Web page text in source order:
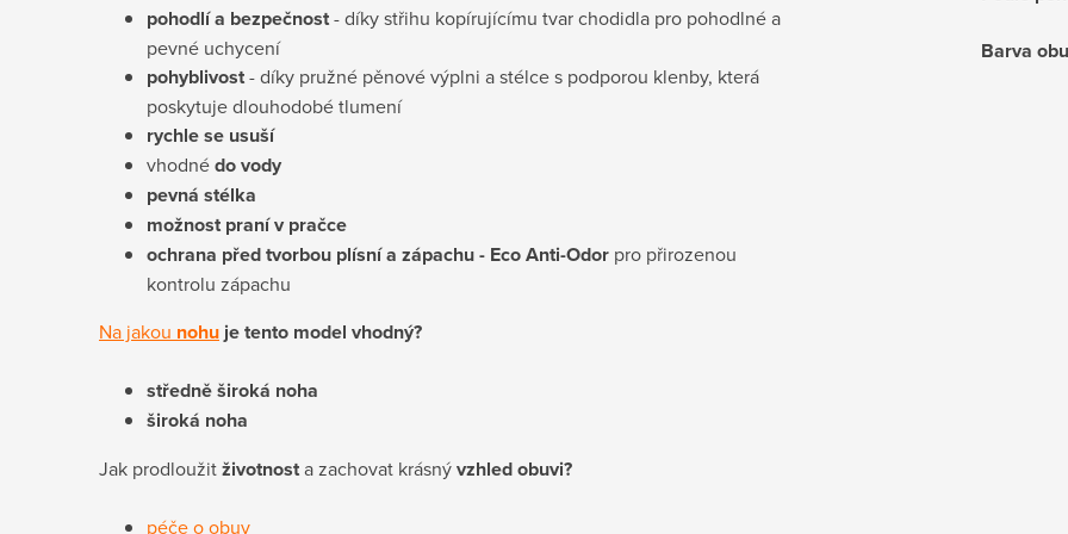
pohodlí a bezpečnost- díky střihu kopírujícímu tvar chodidla pro pohodlné a
pevné uchycení
pohyblivost- díky pružné pěnové výplni a stélce s podporou klenby, která
poskytuje dlouhodobé tlumení
rychle se usuší
vhodnédo vody
pevná stélka
možnost praní v pračce
ochrana před tvorbou plísní a zápachu- Eco Anti-Odor pro přirozenou
kontrolu zápachu
Na jakou nohuje tento model vhodný?
středně široká noha
široká noha
Jak prodloužitživotnosta zachovat krásnývzhled obuvi?
péče o obuv
Barva